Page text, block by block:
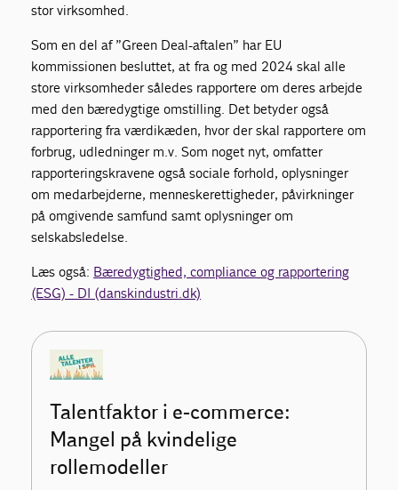
stor virksomhed.
Som en del af ”Green Deal-aftalen” har EU
kommissionen besluttet, at fra og med 2024 skal alle
store virksomheder således rapportere om deres arbejde
med den bæredygtige omstilling. Det betyder også
rapportering fra værdikæden, hvor der skal rapportere om
forbrug, udledninger m.v. Som noget nyt, omfatter
rapporteringskravene også sociale forhold, oplysninger
om medarbejderne, menneskerettigheder, påvirkninger
på omgivende samfund samt oplysninger om
selskabsledelse.
Læs også: Bæredygtighed, compliance og rapportering
(ESG) - DI (danskindustri.dk)
Talentfaktor i e-commerce:
Mangel på kvindelige
rollemodeller